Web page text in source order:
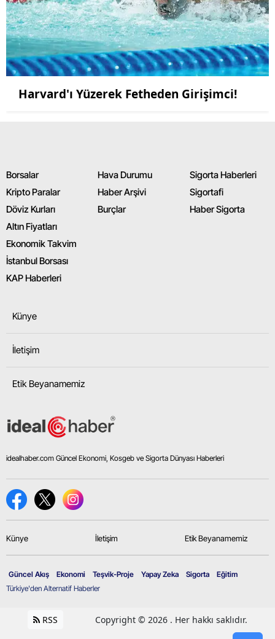
Harvard'ı Yüzerek Fetheden Girişimci!
Borsalar
Kripto Paralar
Döviz Kurları
Altın Fiyatları
Ekonomik Takvim
İstanbul Borsası
KAP Haberleri
Hava Durumu
Haber Arşivi
Burçlar
Sigorta Haberleri
Sigortafi
Haber Sigorta
Künye
İletişim
Etik Beyanamemiz
idealhaber.com Güncel Ekonomi, Kosgeb ve Sigorta Dünyası Haberleri
Künye İletişim Etik Beyanamemiz
Türkiye'den Alternatif Haberler
Güncel Akış Ekonomi Teşvik-Proje Yapay Zeka Sigorta Eğitim
RSS Copyright © 2026 . Her hakkı saklıdır.